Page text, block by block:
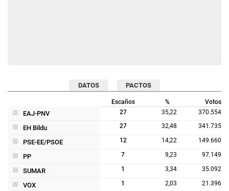
DATOS PACTOS
Escaños % Votos
EAJ-PNV 27 35,22 370.554
EH Bildu 27 32,48 341.735
PSE-EE/PSOE 12 14,22 149.660
PP 7 9,23 97.149
SUMAR 1 3,34 35.092
VOX 1 2,03 21.396